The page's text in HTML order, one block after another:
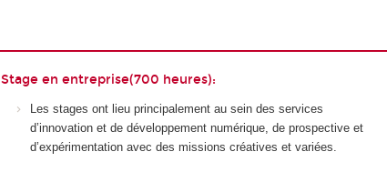
Stage en entreprise(700 heures):
Les stages ont lieu principalement au sein des services
d’innovation et de développement numérique, de prospective et
d’expérimentation avec des missions créatives et variées.